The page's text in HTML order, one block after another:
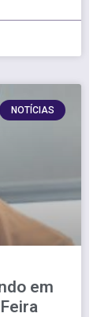
NOTÍCIAS
em